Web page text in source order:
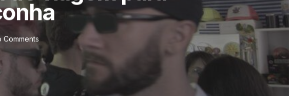
Comments